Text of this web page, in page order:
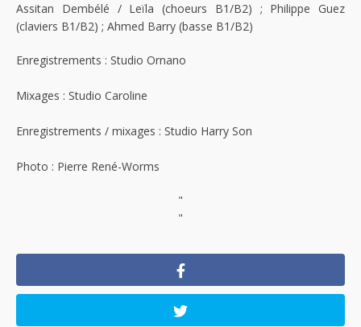
Assitan Dembélé / Leïla (choeurs B1/B2) ; Philippe Guez
(claviers B1/B2) ; Ahmed Barry (basse B1/B2)
Enregistrements : Studio Ornano
Mixages : Studio Caroline
Enregistrements / mixages : Studio Harry Son
Photo : Pierre René-Worms
"
"